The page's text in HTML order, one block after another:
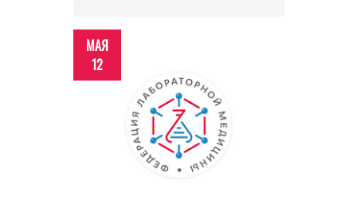
МАЯ
12